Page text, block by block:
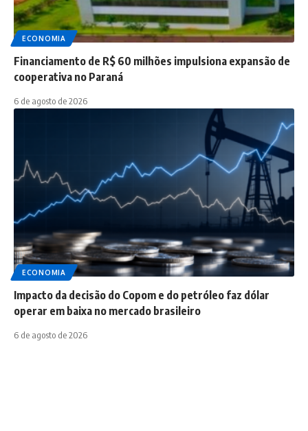
ECONOMIA
Financiamento de R$ 60 milhões impulsiona expansão de
cooperativa no Paraná
6 de agosto de 2026
ECONOMIA
Impacto da decisão do Copom e do petróleo faz dólar
operar em baixa no mercado brasileiro
6 de agosto de 2026